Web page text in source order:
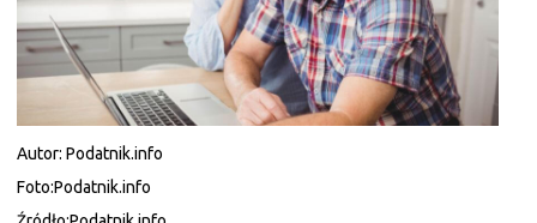
Autor: Podatnik.info
Foto:Podatnik.info